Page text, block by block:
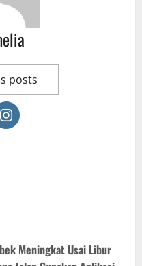
posts
Meningkat Usai Libur